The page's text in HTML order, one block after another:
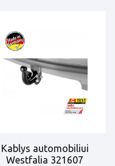
Kablys automobiliui
Westfalia 321607